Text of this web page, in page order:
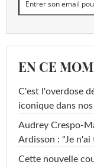
EN CE
C'est l'overdose
iconique dans
Audrey Crespo-
Ardisson : "Je
Cette nouvelle